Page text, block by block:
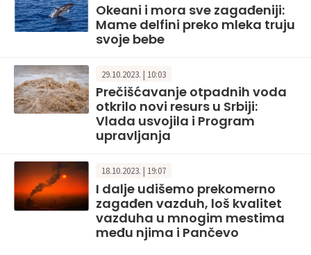
Okeani i mora sve zagađeniji:
Mame delfini preko mleka truju
svoje bebe
29.10.2023. | 10:03
Prečišćavanje otpadnih voda
otkrilo novi resurs u Srbiji:
Vlada usvojila i Program
upravljanja
18.10.2023. | 19:07
I dalje udišemo prekomerno
zagađen vazduh, loš kvalitet
vazduha u mnogim mestima
među njima i Pančevo